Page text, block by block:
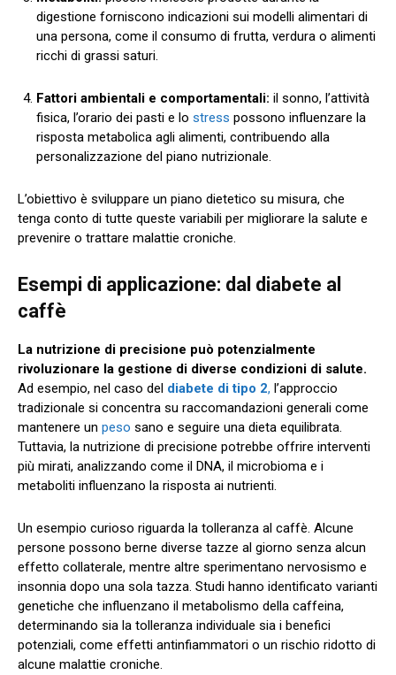
digestione forniscono indicazioni sui modelli alimentari di
una persona, come il consumo di frutta, verdura o alimenti
ricchi di grassi saturi.
Fattori ambientali e comportamentali: il sonno, l’attività
fisica, l’orario dei pasti e lo stress possono influenzare la
risposta metabolica agli alimenti, contribuendo alla
personalizzazione del piano nutrizionale.
L’obiettivo è sviluppare un piano dietetico su misura, che
tenga conto di tutte queste variabili per migliorare la salute e
prevenire o trattare malattie croniche.
Esempi di applicazione: dal diabete al
caffè
La nutrizione di precisione può potenzialmente
rivoluzionare la gestione di diverse condizioni di salute.
Ad esempio, nel caso del diabete di tipo 2, l’approccio
tradizionale si concentra su raccomandazioni generali come
mantenere un peso sano e seguire una dieta equilibrata.
Tuttavia, la nutrizione di precisione potrebbe offrire interventi
più mirati, analizzando come il DNA, il microbioma e i
metaboliti influenzano la risposta ai nutrienti.
Un esempio curioso riguarda la tolleranza al caffè. Alcune
persone possono berne diverse tazze al giorno senza alcun
effetto collaterale, mentre altre sperimentano nervosismo e
insonnia dopo una sola tazza. Studi hanno identificato varianti
genetiche che influenzano il metabolismo della caffeina,
determinando sia la tolleranza individuale sia i benefici
potenziali, come effetti antinfiammatori o un rischio ridotto di
alcune malattie croniche.